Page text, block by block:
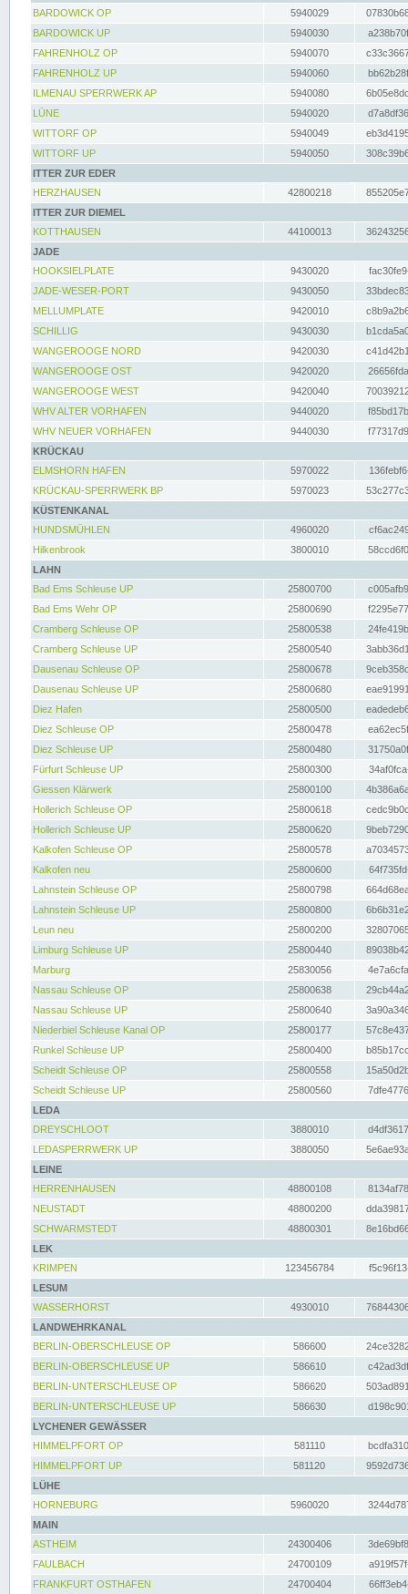
BARDOWICK OP
5940029
BARDOWICK UP
5940030
FAHRENHOLZ OP
5940070
FAHRENHOLZ UP
5940060
ILMENAU SPERRWERK AP
5940080
LÜNE
5940020
WITTORF OP
5940049
WITTORF UP
5940050
ITTER ZUR EDER
HERZHAUSEN
42800218
ITTER ZUR DIEMEL
KOTTHAUSEN
44100013
JADE
HOOKSIELPLATE
9430020
JADE-WESER-PORT
9430050
MELLUMPLATE
9420010
SCHILLIG
9430030
WANGEROOGE NORD
9420030
WANGEROOGE OST
9420020
WANGEROOGE WEST
9420040
WHV ALTER VORHAFEN
9440020
WHV NEUER VORHAFEN
9440030
KRÜCKAU
ELMSHORN HAFEN
5970022
KRÜCKAU-SPERRWERK BP
5970023
KÜSTENKANAL
HUNDSMÜHLEN
4960020
Hilkenbrook
3800010
LAHN
Bad Ems Schleuse UP
25800700
Bad Ems Wehr OP
25800690
Cramberg Schleuse OP
25800538
Cramberg Schleuse UP
25800540
Dausenau Schleuse OP
25800678
Dausenau Schleuse UP
25800680
Diez Hafen
25800500
Diez Schleuse OP
25800478
Diez Schleuse UP
25800480
Fürfurt Schleuse UP
25800300
Giessen Klärwerk
25800100
Hollerich Schleuse OP
25800618
Hollerich Schleuse UP
25800620
Kalkofen Schleuse OP
25800578
Kalkofen neu
25800600
Lahnstein Schleuse OP
25800798
Lahnstein Schleuse UP
25800800
Leun neu
25800200
Limburg Schleuse UP
25800440
Marburg
25830056
Nassau Schleuse OP
25800638
Nassau Schleuse UP
25800640
Niederbiel Schleuse Kanal OP
25800177
Runkel Schleuse UP
25800400
Scheidt Schleuse OP
25800558
Scheidt Schleuse UP
25800560
LEDA
DREYSCHLOOT
3880010
LEDASPERRWERK UP
3880050
LEINE
HERRENHAUSEN
48800108
NEUSTADT
48800200
SCHWARMSTEDT
48800301
LEK
KRIMPEN
123456784
LESUM
WASSERHORST
4930010
LANDWEHRKANAL
BERLIN-OBERSCHLEUSE OP
586600
BERLIN-OBERSCHLEUSE UP
586610
BERLIN-UNTERSCHLEUSE OP
586620
BERLIN-UNTERSCHLEUSE UP
586630
LYCHENER GEWÄSSER
HIMMELPFORT OP
581110
HIMMELPFORT UP
581120
LÜHE
HORNEBURG
5960020
MAIN
ASTHEIM
24300406
FAULBACH
24700109
FRANKFURT OSTHAFEN
24700404